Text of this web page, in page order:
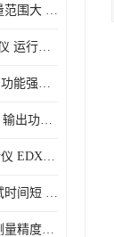
便携式水质重金属检测仪
全谱直读光谱仪 测量范围大 抗干扰性能好
能量色散X荧光光谱仪 运行稳定性高 方便样品的测量
rohs六项检测仪厂家 功能强大 可直接分析
ICP光谱仪 节约时间 输出功率稳定
汽车零部件镀层分析仪 EDX600PLUS 自动谱线识别
三元电池分析仪 测试时间短 体积小 方便便携
石灰石元素测试仪 测量精度高 测量方便 快捷